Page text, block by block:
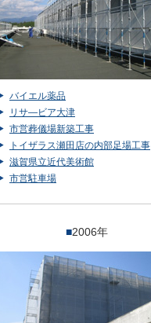
バイエル薬品
リサ―ビア大津
市営葬儀場新築工事
トイザラス瀬田店の内部足場工事
滋賀県立近代美術館
市営駐車場
■2006年